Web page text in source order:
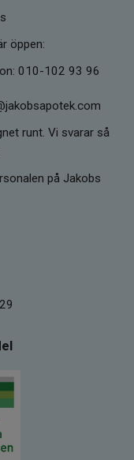
öppen:
010-102 93 96
runt. Vi svarar så
på Jakobs